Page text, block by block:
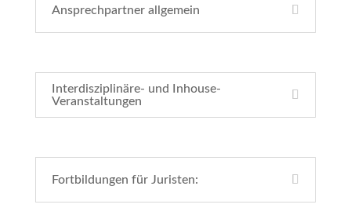
Ansprechpartner allgemein
Interdisziplinäre- und Inhouse-
Veranstaltungen
Fortbildungen für Juristen: